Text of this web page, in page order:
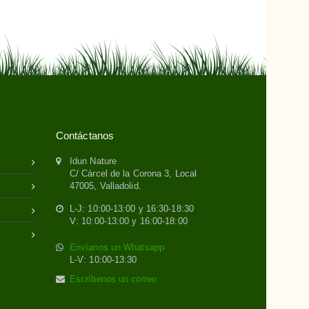
Contáctanos
Idun Nature
C/ Cárcel de la Corona 3, Local
47005, Valladolid.
L-J: 10:00-13:00 y 16:30-18:30
V: 10:00-13:00 y 16:00-18:00
Envíanos un Whatsapp
L-V: 10:00-13:30
Escríbenos un correo